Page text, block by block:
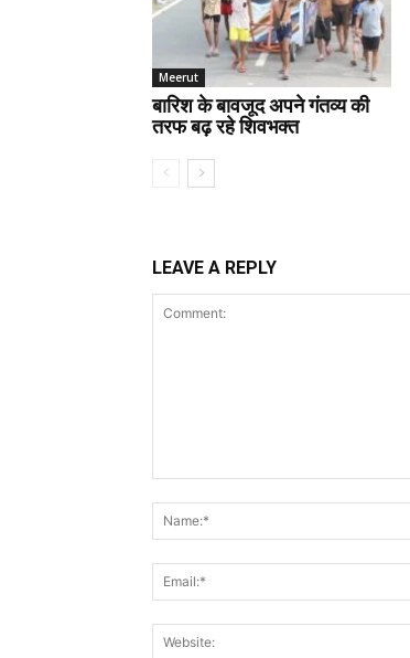
Meerut
बारिश के बावजूद अपने गंतव्य की
तरफ बढ़ रहे शिवभक्त
LEAVE A REPLY